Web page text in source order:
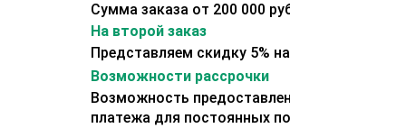
Сумма заказа от 200 000 рублей.
На второй заказ
Представляем скидку 5% на второй заказ
Возможности рассрочки
Возможность предоставления отсрочки
платежа для постоянных покупателей.